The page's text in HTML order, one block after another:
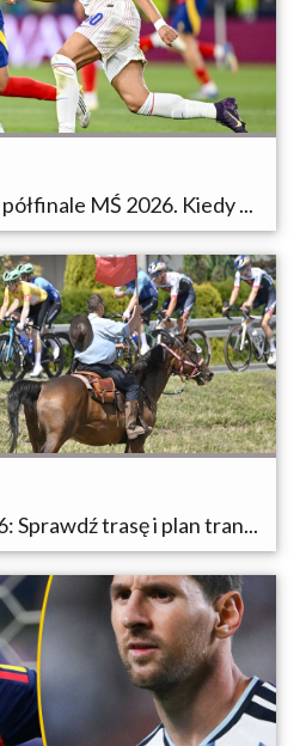
MŚ 2026. Kiedy ...
Sprawdź trasę i plan tran...